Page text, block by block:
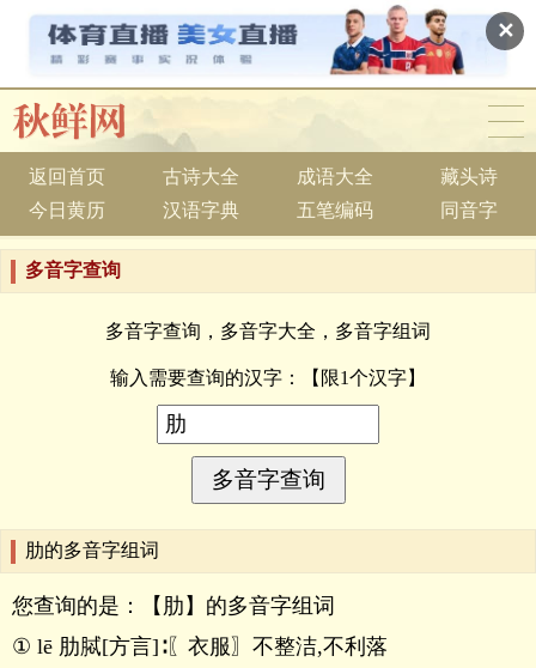
✕
返回首页 古诗大全 成语大全
藏头诗
今日黄历
汉语字典 五笔编码 同音字
多音字查询
多音字查询，多音字大全，多音字组词
输入需要查询的汉字： 【限1个汉字】
肋的多音字组词
您查询的是：【肋】的多音字组词
① lē 肋脦[方言]∶〖衣服〗不整洁,不利落